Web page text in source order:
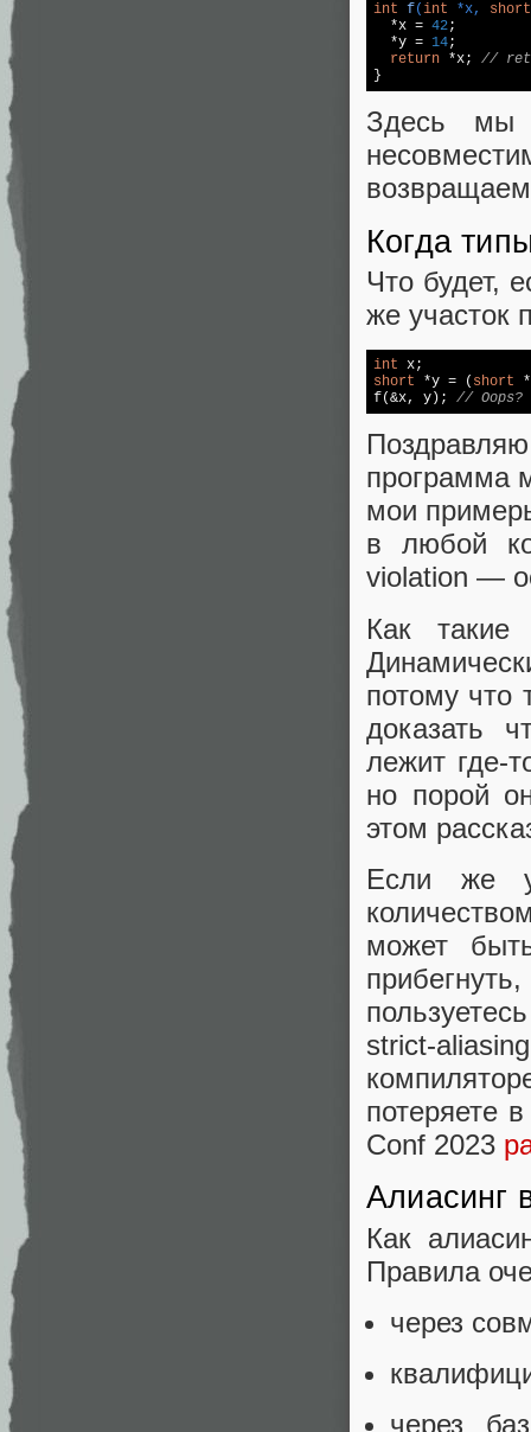
int f(int *x, short
  *x =
42;
  *y =
14;
return *x; //
}
Здесь мы
Когда
Что будет,
же участок
int
short *y = ( short
f(&x, y); // Oops?
программа
мои
в любой
violation —
Как такие
потому что
доказать
лежит где-
но порой
этом
Если же
может
strict-
потеряете
Conf 2023
Алиасинг
Как
Правила
через
через